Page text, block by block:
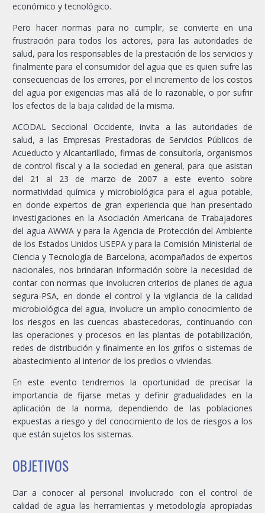
económico y tecnológico.
Pero hacer normas para no cumplir, se convierte en una
frustración para todos los actores, para las autoridades de
salud, para los responsables de la prestación de los servicios y
finalmente para el consumidor del agua que es quien sufre las
consecuencias de los errores, por el incremento de los costos
del agua por exigencias mas allá de lo razonable, o por sufrir
los efectos de la baja calidad de la misma.
ACODAL Seccional Occidente, invita a las autoridades de
salud, a las Empresas Prestadoras de Servicios Públicos de
Acueducto y Alcantarillado, firmas de consultoría, organismos
de control fiscal y a la sociedad en general, para que asistan
del 21 al 23 de marzo de 2007 a este evento sobre
normatividad química y microbiológica para el agua potable,
en donde expertos de gran experiencia que han presentado
investigaciones en la Asociación Americana de Trabajadores
del agua AWWA y para la Agencia de Protección del Ambiente
de los Estados Unidos USEPA y para la Comisión Ministerial de
Ciencia y Tecnología de Barcelona, acompañados de expertos
nacionales, nos brindaran información sobre la necesidad de
contar con normas que involucren criterios de planes de agua
segura-PSA, en donde el control y la vigilancia de la calidad
microbiológica del agua, involucre un amplio conocimiento de
los riesgos en las cuencas abastecedoras, continuando con
las operaciones y procesos en las plantas de potabilización,
redes de distribución y finalmente en los grifos o sistemas de
abastecimiento al interior de los predios o viviendas.
En este evento tendremos la oportunidad de precisar la
importancia de fijarse metas y definir gradualidades en la
aplicación de la norma, dependiendo de las poblaciones
expuestas a riesgo y del conocimiento de los de riesgos a los
que están sujetos los sistemas.
OBJETIVOS
Dar a conocer al personal involucrado con el control de
calidad de agua las herramientas y metodología apropiadas